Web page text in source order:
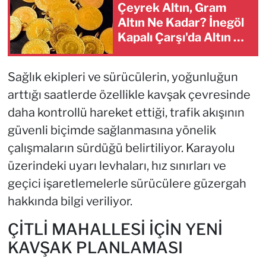
Çeyrek Altın, Gram
Altın Ne Kadar? İnegöl
Kapalı Çarşı'da Altın Ne
Sağlık ekipleri ve sürücülerin, yoğunluğun
arttığı saatlerde özellikle kavşak çevresinde
daha kontrollü hareket ettiği, trafik akışının
güvenli biçimde sağlanmasına yönelik
çalışmaların sürdüğü belirtiliyor. Karayolu
üzerindeki uyarı levhaları, hız sınırları ve
geçici işaretlemelerle sürücülere güzergah
hakkında bilgi veriliyor.
ÇİTLİ MAHALLESİ İÇİN YENİ
KAVŞAK PLANLAMASI